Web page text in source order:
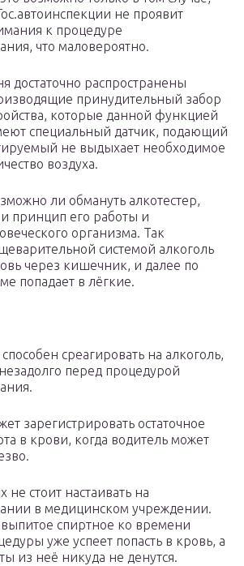
не проявит
к процедуре
что маловероятно.
достаточно распространены
принудительный забор
которые данной функцией
специальный датчик, подающий
не выдыхает необходимое
воздуха.
ли обмануть алкотестер,
принцип его работы и
организма. Так
системой алкоголь
через кишечник, и далее по
попадает в лёгкие.
среагировать на алкоголь,
перед процедурой
зарегистрировать остаточное
в крови, когда водитель может
не стоит настаивать на
в медицинском учреждении.
спиртное ко времени
уже успеет попасть в кровь, а
из неё никуда не денутся.